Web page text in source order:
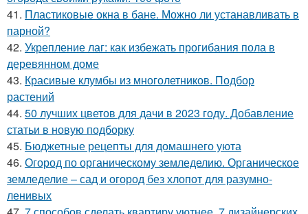
41. Пластиковые окна в бане. Можно ли устанавливать в
парной?
42. Укрепление лаг: как избежать прогибания пола в
деревянном доме
43. Красивые клумбы из многолетников. Подбор
растений
44. 50 лучших цветов для дачи в 2023 году. Добавление
статьи в новую подборку
45. Бюджетные рецепты для домашнего уюта
46. Огород по органическому земледелию. Органическое
земледелие – сад и огород без хлопот для разумно-
ленивых